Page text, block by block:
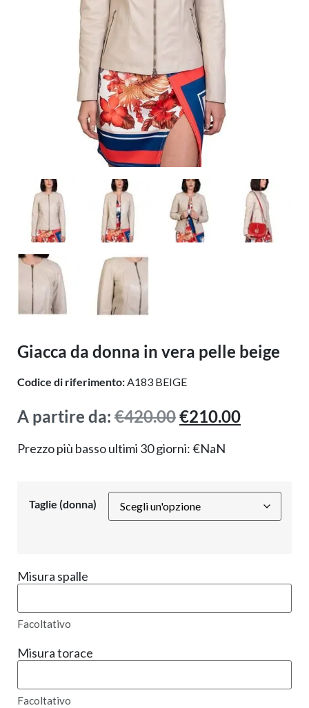
Giacca da donna in vera pelle beige
Codice di riferimento:A183 BEIGE
A partire da: €420.00€210.00
Prezzo più basso ultimi 30 giorni:€NaN
Taglie (donna)
Misura spalle
Facoltativo
Misura torace
Facoltativo